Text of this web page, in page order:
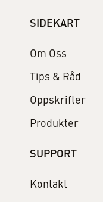
SIDEKART
Om Oss
Tips & Råd
Oppskrifter
Produkter
SUPPORT
Kontakt